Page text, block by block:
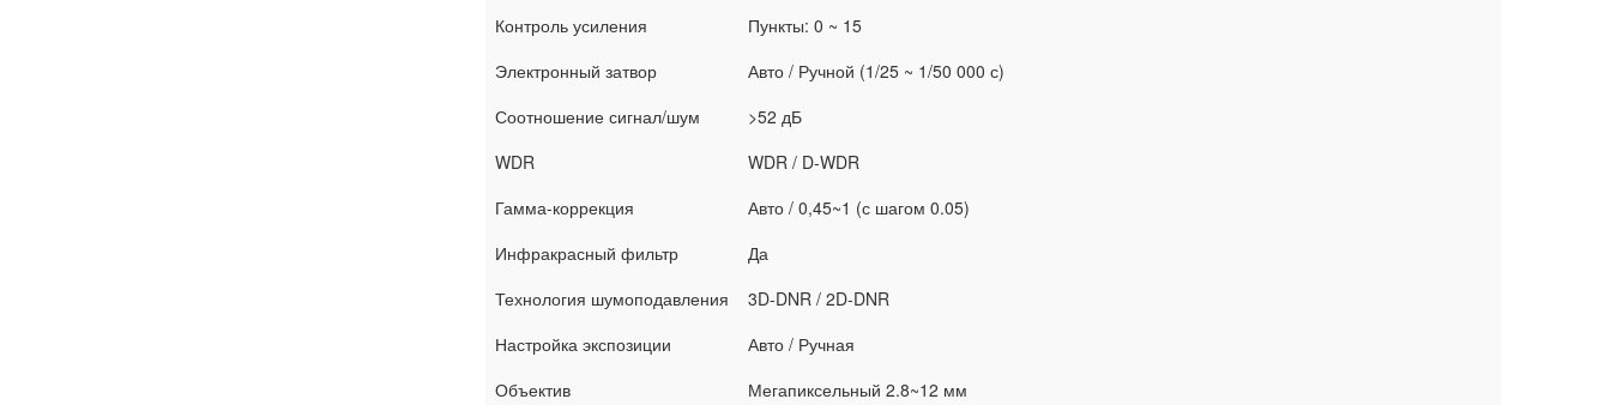
Контроль усиления
Пункты: 0 ~ 15
Электронный затвор
Авто / Ручной (1/25 ~ 1/50 000 с)
Соотношение сигнал/шум
>52 дБ
WDR
WDR / D-WDR
Гамма-коррекция
Авто / 0,45~1 (с шагом 0.05)
Инфракрасный фильтр
Да
Технология шумоподавления
3D-DNR / 2D-DNR
Настройка экспозиции
Авто / Ручная
Объектив
Мегапиксельный 2.8~12 мм